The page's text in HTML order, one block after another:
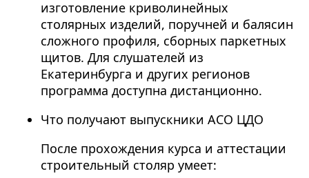
изготовление криволинейных
столярных изделий, поручней и балясин
сложного профиля, сборных паркетных
щитов. Для слушателей из
Екатеринбурга и других регионов
программа доступна дистанционно.
Что получают выпускники АСО ЦДО
После прохождения курса и аттестации
строительный столяр умеет: